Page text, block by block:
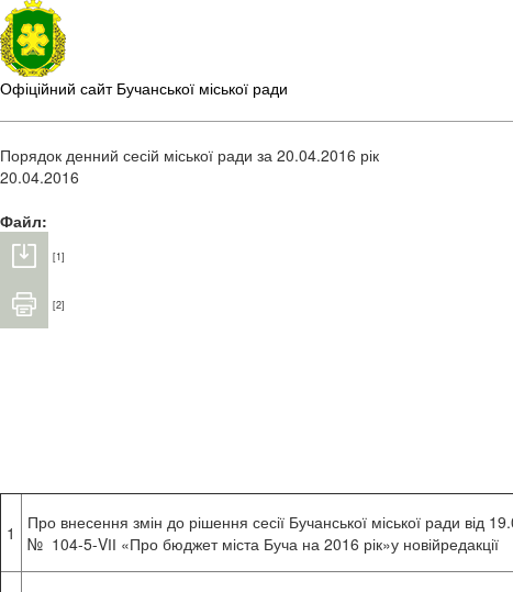
Офіційний сайт Бучанської міської ради
Порядок денний сесій міської ради за 20.04.2016 рік
20.04.2016
Файл:
[1]
[2]
1
Про внесення змін до рішення сесії Бучанської міської ради від
№ 104-5-VІІ «Про бюджет міста Буча на 2016 рік»у новійредакції